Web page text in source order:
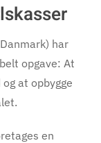
har
opgave: At
at opbygge
en